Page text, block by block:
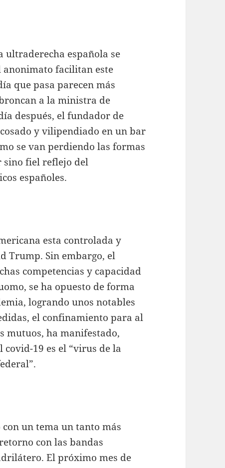
ultraderecha española se
facilitan este
que pasa parecen más
a la ministra de
después, el fundador de
y vilipendiado en un bar
se van perdiendo las formas
sino fiel reflejo del
españoles.
esta controlada y
Trump. Sin embargo, el
competencias y capacidad
se ha opuesto de forma
logrando unos notables
el confinamiento para al
mutuos, ha manifestado,
19 es el “virus de la
con un tema un tanto más
con las bandas
El próximo mes de